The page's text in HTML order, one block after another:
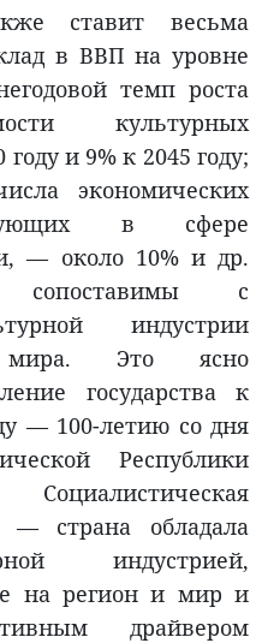
ставит весьма
в ВВП на уровне
темп роста
культурных
и 9% к 2045 году;
экономических
в сфере
— около 10% и др.
сопоставимы с
индустрии
мира. Это ясно
государства к
— 100-летию со дня
Республики
— страна обладала
индустрией,
на регион и мир и
драйвером